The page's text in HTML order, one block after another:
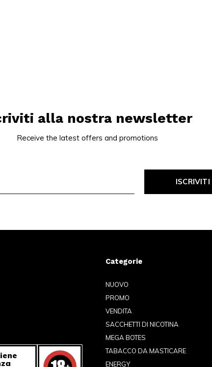
alla nostra newsletter
Receive the latest offers and promotions
ISCRIVITI
Categorie
NUOVO
PROMO
VENDITA
SACCHETTI DI NICOTINA
MEGA BOTES
TABACCO DA MASTICARE
ENERGY